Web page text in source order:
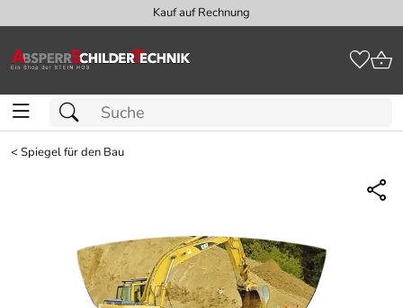
Kauf auf Rechnung
<Spiegel für den Bau